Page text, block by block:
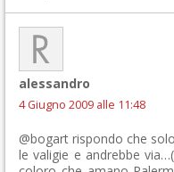
alessandro
4 Giugno 2009 alle 11:48
@bogart rispondo che
le valigie e andrebbe